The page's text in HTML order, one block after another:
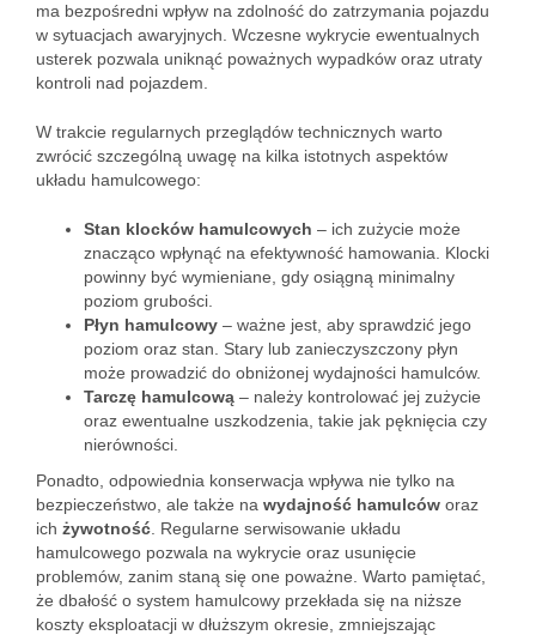
ma bezpośredni wpływ na zdolność do zatrzymania pojazdu
w sytuacjach awaryjnych. Wczesne wykrycie ewentualnych
usterek pozwala uniknąć poważnych wypadków oraz utraty
kontroli nad pojazdem.
W trakcie regularnych przeglądów technicznych warto
zwrócić szczególną uwagę na kilka istotnych aspektów
układu hamulcowego:
Stan klocków hamulcowych – ich zużycie może
znacząco wpłynąć na efektywność hamowania. Klocki
powinny być wymieniane, gdy osiągną minimalny
poziom grubości.
Płyn hamulcowy – ważne jest, aby sprawdzić jego
poziom oraz stan. Stary lub zanieczyszczony płyn
może prowadzić do obniżonej wydajności hamulców.
Tarczę hamulcową – należy kontrolować jej zużycie
oraz ewentualne uszkodzenia, takie jak pęknięcia czy
nierówności.
Ponadto, odpowiednia konserwacja wpływa nie tylko na
bezpieczeństwo, ale także na wydajność hamulców oraz
ich żywotność . Regularne serwisowanie układu
hamulcowego pozwala na wykrycie oraz usunięcie
problemów, zanim staną się one poważne. Warto pamiętać,
że dbałość o system hamulcowy przekłada się na niższe
koszty eksploatacji w dłuższym okresie, zmniejszając